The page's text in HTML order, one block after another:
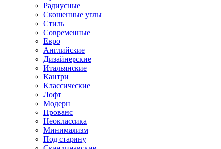
Радиусные
Скошенные углы
Стиль
Современные
Евро
Английские
Дизайнерские
Итальянские
Кантри
Классические
Лофт
Модерн
Прованс
Неоклассика
Минимализм
Под старину